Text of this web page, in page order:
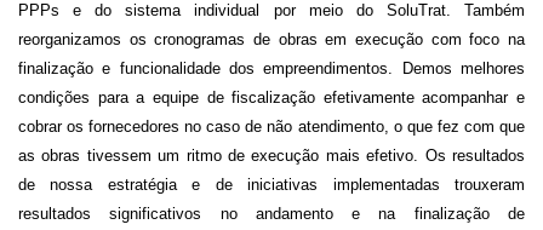
PPPs e do sistema individual por meio doSoluTrat.Também
reorganizamos os cronogramas de obras em execução com foco na
finalização e funcionalidade dos empreendimentos.
Demosmelhores
condições para a equipe de fiscalização efetivamente acompanhare
cobrar os fornecedores no caso de não atendimento, o que fez com que
as obras tivessem um ritmo de execução mais efetivo. Os resultados
de nossa estratégia e de iniciativas implementadas trouxeram
resultados significativos no andamento e na finalização de